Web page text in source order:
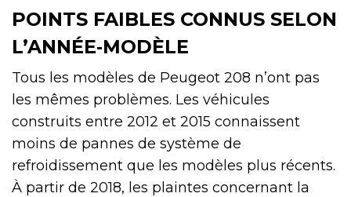
POINTS FAIBLES CONNUS SELON
L’ANNÉE‑MODÈLE
Tous les modèles de Peugeot 208 n’ont pas
les mêmes problèmes. Les véhicules
construits entre 2012 et 2015 connaissent
moins de pannes de système de
refroidissement que les modèles plus récents.
À partir de 2018, les plaintes concernant la